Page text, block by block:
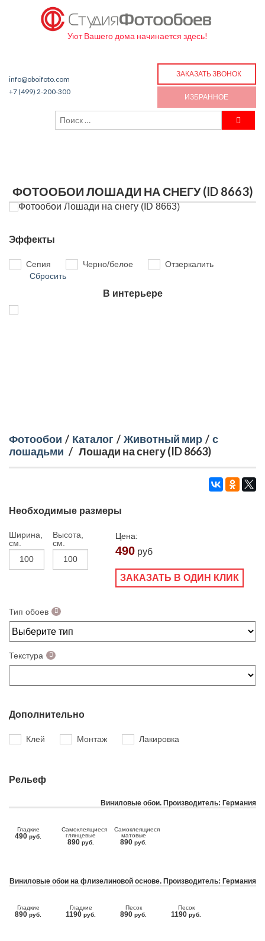
Уют Вашего дома начинается здесь!
info@oboifoto.com
+7 (499) 2-200-300
ЗАКАЗАТЬ ЗВОНОК
ИЗБРАННОЕ
ФОТООБОИ ЛОШАДИ НА СНЕГУ (ID 8663)
Эффекты
Сепия Черно/белое
Отзеркалить
Сбросить
В интерьере
Фотообои / Каталог / Животный мир / с
лошадьми / Лошади на снегу (ID 8663)
Необходимые размеры
Ширина,
см.
Высота,
см.
Цена:
490 руб
ЗАКАЗАТЬ В ОДИН КЛИК
Тип обоев
Текстура
Дополнительно
Клей Монтаж Лакировка
Рельеф
Виниловые обои. Производитель: Германия
Гладкие
490 руб.
Самоклеящиеся
глянцевые
890 руб.
Самоклеящиеся
матовые
890 руб.
Виниловые обои на флизелиновой основе. Производитель: Германия
Гладкие
890 руб.
Гладкие
1190 руб.
Песок
890 руб.
Песок
1190 руб.